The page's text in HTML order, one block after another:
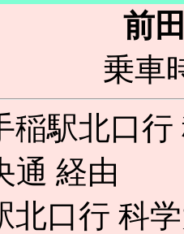
前
乗車
稲駅北口行
経由
北口行 科